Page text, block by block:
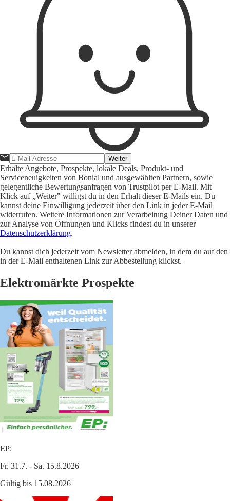
Weiter
Erhalte Angebote, Prospekte, lokale Deals, Produkt- und
Serviceneuigkeiten von Bonial und ausgewählten Partnern, sowie
gelegentliche Bewertungsanfragen von Trustpilot per E-Mail. Mit
Klick auf „Weiter" willigst du in den Erhalt dieser E-Mails ein. Du
kannst deine Einwilligung jederzeit über den Link in jeder E-Mail
widerrufen. Weitere Informationen zur Verarbeitung Deiner Daten und
zur Analyse von Öffnungen und Klicks findest du in unserer
Datenschutzerklärung.
Du kannst dich jederzeit vom Newsletter abmelden, in dem du auf den
in der E-Mail enthaltenen Link zur Abbestellung klickst.
Elektromärkte Prospekte
EP:
Fr. 31.7. - Sa. 15.8.2026
Gültig bis 15.08.2026